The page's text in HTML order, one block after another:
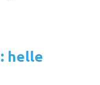
helle